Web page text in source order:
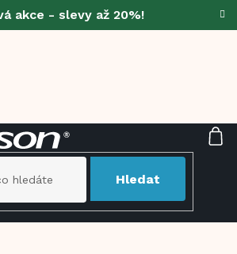
akce - slevy až 20%!
Hledat